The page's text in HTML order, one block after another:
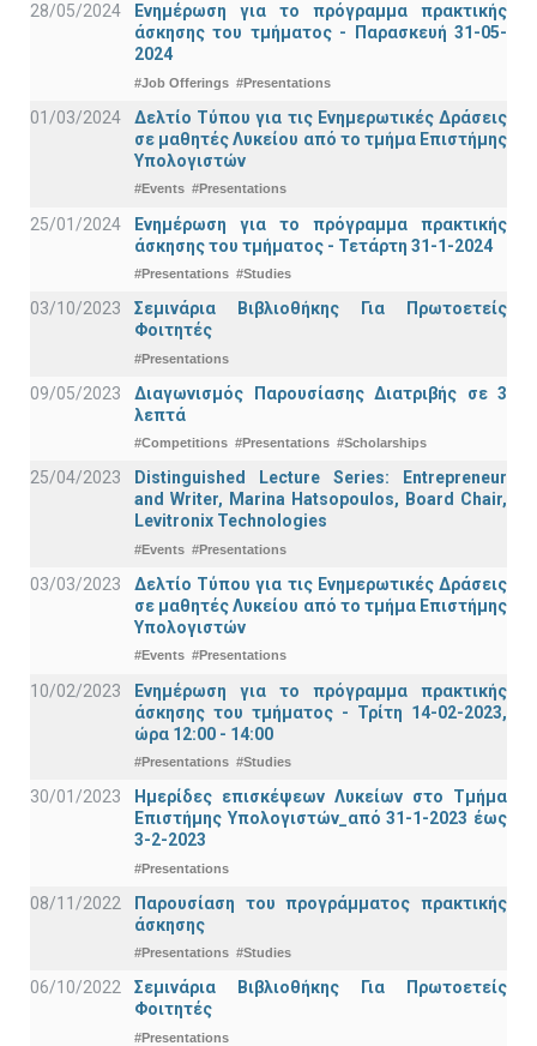
28/05/2024
Ενημέρωση για το πρόγραμμα πρακτικής
άσκησης του τμήματος - Παρασκευή 31-05-
2024
#Job Offerings #Presentations
01/03/2024
Δελτίο Τύπου για τις Ενημερωτικές Δράσεις
σε μαθητές Λυκείου από το τμήμα Επιστήμης
Υπολογιστών
#Events #Presentations
25/01/2024
Ενημέρωση για το πρόγραμμα πρακτικής
άσκησης του τμήματος - Τετάρτη 31-1-2024
#Presentations #Studies
03/10/2023
Σεμινάρια Βιβλιοθήκης Για Πρωτοετείς
Φοιτητές
#Presentations
09/05/2023
Διαγωνισμός Παρουσίασης Διατριβής σε 3
λεπτά
#Competitions #Presentations #Scholarships
25/04/2023
Distinguished Lecture Series: Entrepreneur
and Writer, Marina Hatsopoulos, Board Chair,
Levitronix Technologies
#Events #Presentations
03/03/2023
Δελτίο Τύπου για τις Ενημερωτικές Δράσεις
σε μαθητές Λυκείου από το τμήμα Επιστήμης
Υπολογιστών
#Events #Presentations
10/02/2023
Ενημέρωση για το πρόγραμμα πρακτικής
άσκησης του τμήματος - Τρίτη 14-02-2023,
ώρα 12:00 - 14:00
#Presentations #Studies
30/01/2023
Ημερίδες επισκέψεων Λυκείων στο Τμήμα
Επιστήμης Υπολογιστών_από 31-1-2023 έως
3-2-2023
#Presentations
08/11/2022
Παρουσίαση του προγράμματος πρακτικής
άσκησης
#Presentations #Studies
06/10/2022
Σεμινάρια Βιβλιοθήκης Για Πρωτοετείς
Φοιτητές
#Presentations